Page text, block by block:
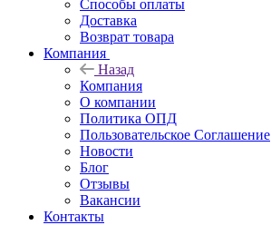
Способы оплаты
Доставка
Возврат товара
Компания
Назад
Компания
О компании
Политика ОПД
Пользовательское Соглашение
Новости
Блог
Отзывы
Вакансии
Контакты